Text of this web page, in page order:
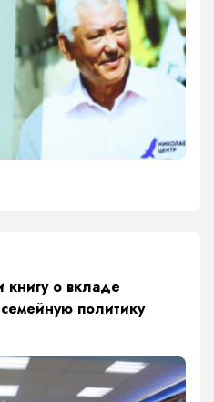
книгу о вкладе
политику